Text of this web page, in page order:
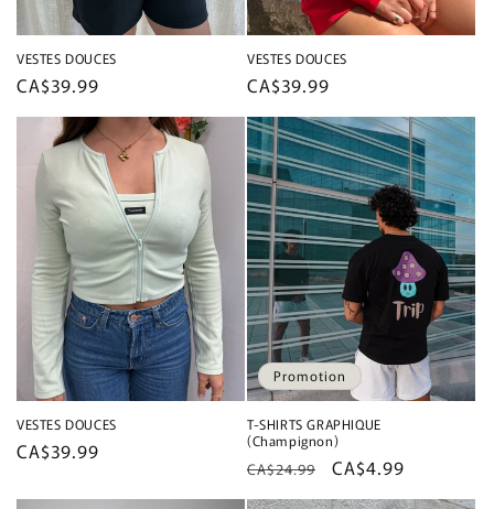
VESTES DOUCES
Prix
habituel
CA$39.99
VESTES DOUCES
Prix
habituel
CA$39.99
VESTES DOUCES
Prix
CA$39.99
Promotion
T-SHIRTS GRAPHIQUE
(Champignon)
Prix
habituel
CA$24.99
Prix
promotionnel
CA$4.99